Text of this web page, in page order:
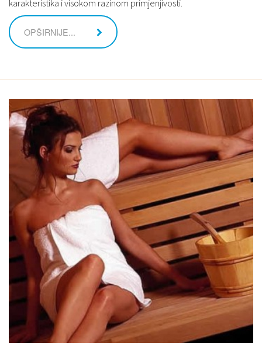
karakteristika i visokom razinom primjenjivosti.
OPŠIRNIJE...